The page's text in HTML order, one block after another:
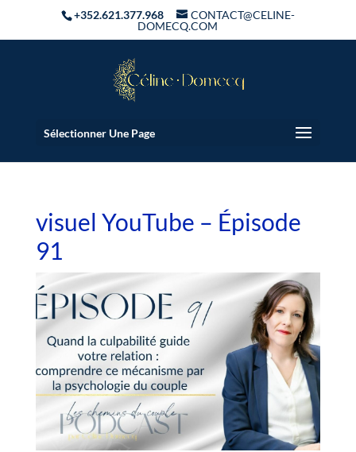
+352.621.377.968
CONTACT@CELINE-
DOMECQ.COM
Sélectionner Une Page
visuel YouTube – Épisode
91